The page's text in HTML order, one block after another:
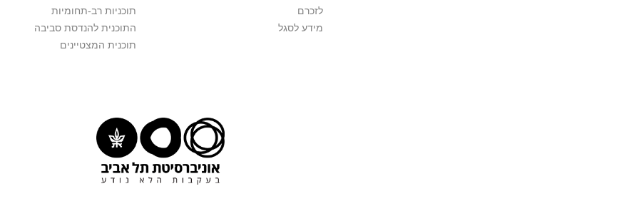
לזכרם
מידע לסגל
תוכניות רב-תחומיות
התוכנית להנדסת סביבה
תוכנית המצטיינים